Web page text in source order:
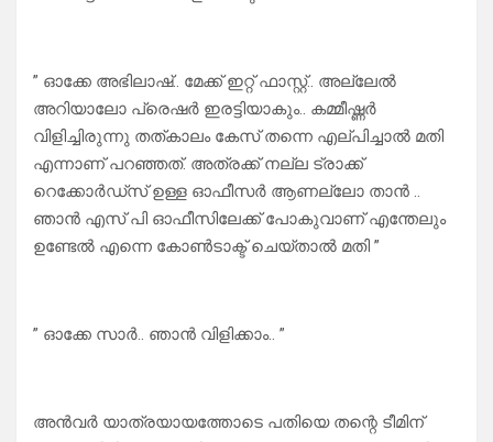
” ഓക്കേ അഭിലാഷ്.. മേക്ക് ഇറ്റ് ഫാസ്റ്റ്.. അല്ലേൽ
അറിയാലോ പ്രെഷർ ഇരട്ടിയാകും.. കമ്മീഷ്ണർ
വിളിച്ചിരുന്നു തത്കാലം കേസ് തന്നെ എല്പിച്ചാൽ മതി
എന്നാണ് പറഞ്ഞത്. അത്രക്ക് നല്ല ട്രാക്ക്
റെക്കോർഡ്സ് ഉള്ള ഓഫീസർ ആണല്ലോ താൻ ..
ഞാൻ എസ് പി ഓഫീസിലേക്ക് പോകുവാണ് എന്തേലും
ഉണ്ടേൽ എന്നെ കോൺടാക്ട് ചെയ്താൽ മതി ”
” ഓക്കേ സാർ.. ഞാൻ വിളിക്കാം.. ”
അൻവർ യാത്രയായത്തോടെ പതിയെ തന്റെ ടീമിന്